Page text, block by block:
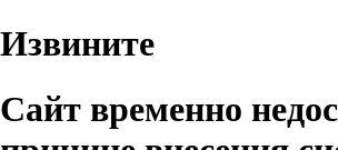
Извините
Сайт временно